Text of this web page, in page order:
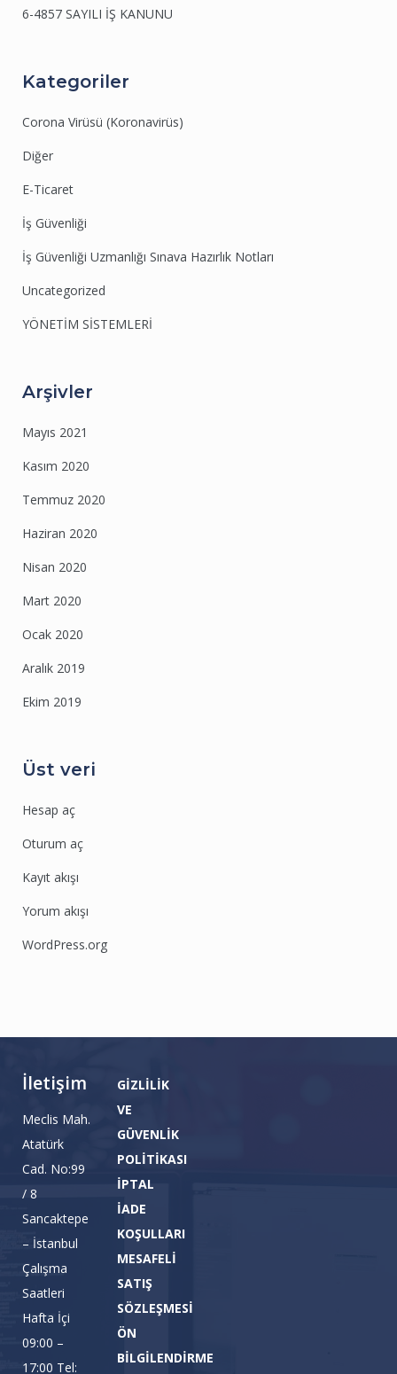
6-4857 SAYILI İŞ KANUNU
Kategoriler
Corona Virüsü (Koronavirüs)
Diğer
E-Ticaret
İş Güvenliği
İş Güvenliği Uzmanlığı Sınava Hazırlık Notları
Uncategorized
YÖNETİM SİSTEMLERİ
Arşivler
Mayıs 2021
Kasım 2020
Temmuz 2020
Haziran 2020
Nisan 2020
Mart 2020
Ocak 2020
Aralık 2019
Ekim 2019
Üst veri
Hesap aç
Oturum aç
Kayıt akışı
Yorum akışı
WordPress.org
İletişim
Meclis Mah.
Atatürk
Cad. No:99
/ 8
Sancaktepe
– İstanbul
Çalışma
Saatleri
Hafta İçi
09:00 –
17:00 Tel:
GİZLİLİK
VE
GÜVENLİK
POLİTİKASI
İPTAL
İADE
KOŞULLARI
MESAFELİ
SATIŞ
SÖZLEŞMESİ
ÖN
BİLGİLENDİRME